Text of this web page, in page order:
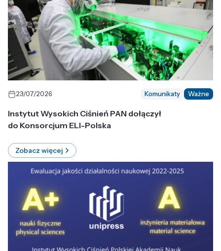
23/07/2026 Komunikaty Ważne
Instytut Wysokich Ciśnień PAN dołączył
do Konsorcjum ELI-Polska
Zobacz więcej